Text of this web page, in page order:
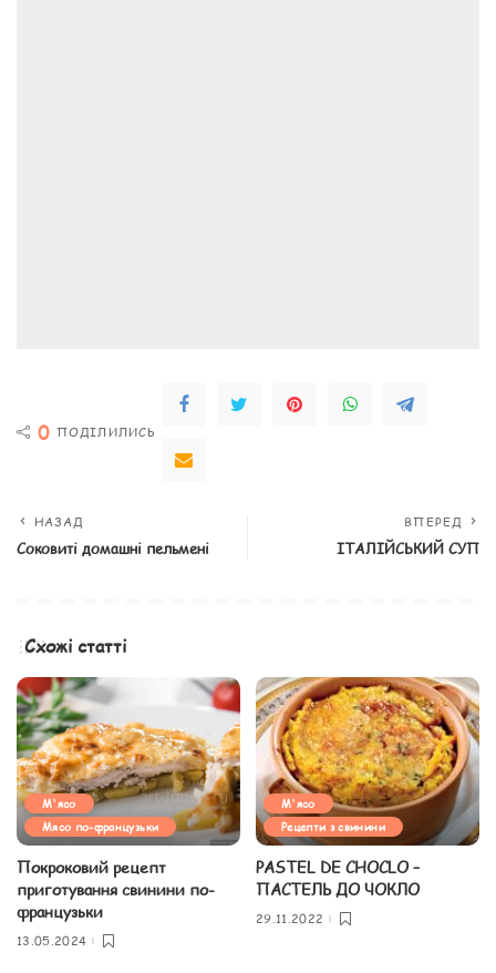
0 ПОДІЛИЛИСЬ
НАЗАД
Соковиті домашні пельмені
ВПЕРЕД
ІТАЛІЙСЬКИЙ СУП
Схожі статті
М'ясо
Мясо по-французьки
Покроковий рецепт
приготування свинини по-
французьки
13.05.2024
М'ясо
Рецепти з свинини
PASTEL DE CHOCLO –
ПАСТЕЛЬ ДО ЧОКЛО
29.11.2022